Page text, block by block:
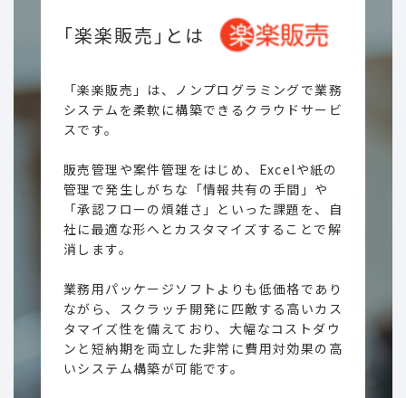
｢楽楽販売｣とは
「楽楽販売」は、ノンプログラミングで業務
システムを柔軟に構築できるクラウドサービ
スです。
販売管理や案件管理をはじめ、Excelや紙の
管理で発生しがちな「情報共有の手間」や
「承認フローの煩雑さ」といった課題を、自
社に最適な形へとカスタマイズすることで解
消します。
業務用パッケージソフトよりも低価格であり
ながら、スクラッチ開発に匹敵する高いカス
タマイズ性を備えており、大幅なコストダウ
ンと短納期を両立した非常に費用対効果の高
いシステム構築が可能です。